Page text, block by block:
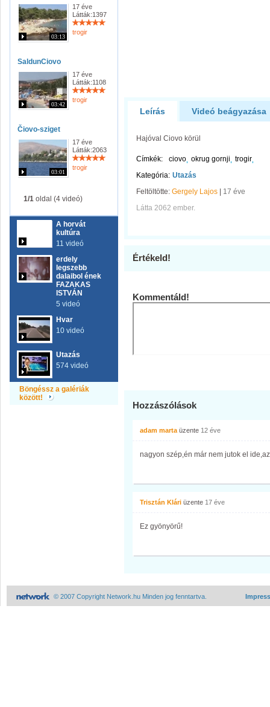
03:13
17 éve
Látták:1397
trogir
SaldunCiovo
03:42
17 éve
Látták:1108
trogir
Čiovo-sziget
03:01
17 éve
Látták:2063
trogir
1/1 oldal (4 videó)
A horvát
kultúra
11 videó
erdely
legszebb
dalaibol ének
FAZAKAS
ISTVÁN
5 videó
Hvar
10 videó
Utazás
574 videó
Böngéssz a galériák
között!
Leírás Videó beágyazása
Hajóval Ciovo körül
Címkék: ciovo okrug gornji
trogir
Kategória: Utazás
Feltöltötte: Gergely Lajos
17 éve
Látta 2062 ember.
Értékeld!
Kommentáld!
Hozzászólások
adam marta üzente 12 éve
nagyon szép,én már nem jutok el
Trisztán Klári üzente 17 éve
Ez gyönyörű!
© 2007 Copyright Network.hu Minden jog fenntartva.